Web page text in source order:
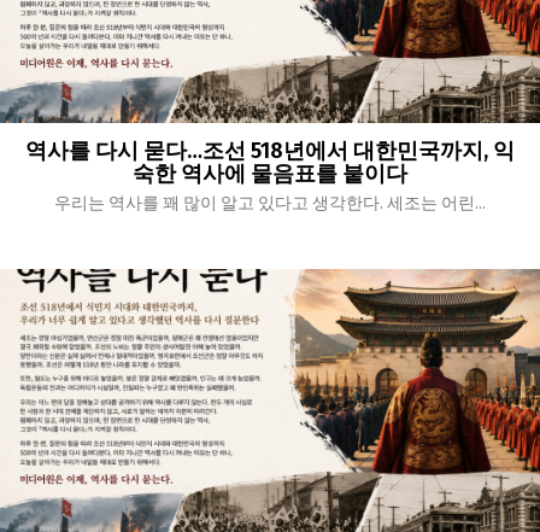
역사를 다시 묻다…조선 518년에서 대한민국까지, 익
숙한 역사에 물음표를 붙이다
우리는 역사를 꽤 많이 알고 있다고 생각한다. 세조는 어린...